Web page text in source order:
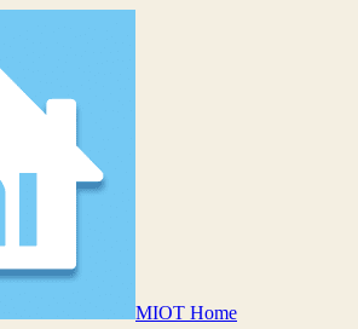
MIOT Home